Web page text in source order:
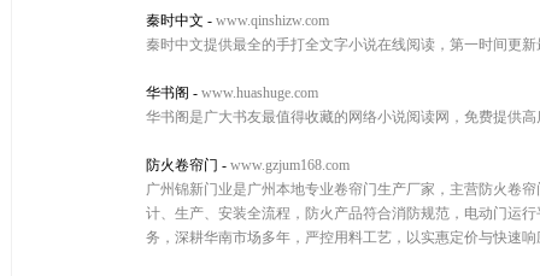
秦时中文 - www.qinshizw.com
秦时中文提供最全的手打全文字小说在线阅读，第一时间更
华书阁 - www.huashuge.com
华书阁是广大书友最值得收藏的网络小说阅读网，免费提供
防火卷帘门 - www.gzjum168.com
广州锦新门业是广州本地专业卷帘门生产厂家，主营防火卷
计、生产、安装全流程，防火产品符合消防规范，电动门运
务，深耕华南市场多年，严控用料工艺，以实惠定价与快速